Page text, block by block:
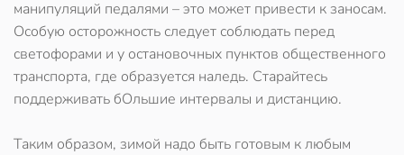
манипуляций педалями – это может привести к заносам.
Особую осторожность следует соблюдать перед
светофорами и у остановочных пунктов общественного
транспорта, где образуется наледь. Старайтесь
поддерживать бОльшие интервалы и дистанцию.
Таким образом, зимой надо быть готовым к любым